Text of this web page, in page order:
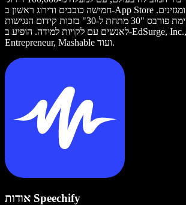
חמישה כוכבים ודירוג ראשון ב-App Store בקטגוריית חדשות ומגזינים.
ב-2017 נבחר לרשימת פורבס "30 מתחת ל-30" בזכות קידום הנגישות
לאנשים עם לקויות למידה. הופיע ב-EdSurge, Inc., PC Mag,
Entrepreneur, Mashable ועוד.
אודות Speechify